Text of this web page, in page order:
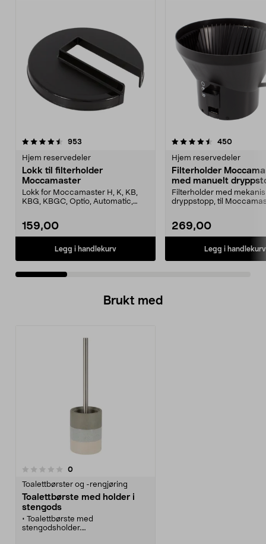
953
Hjem reservedeler
Lokk til filterholder
Moccamaster
Lokk for Moccamaster H, K, KB,
KBG, KBGC, Optio, Automatic,
159,00
Legg i handlekurv
4.5 av 5 stjerner 450
Hjem reservedeler
Filterholder
med manuelt
Filterholder med
dryppstopp, til
269,00
Legg i handlekurv
3.5 av 5 stjerner
Brukt med
0anmeldelser
Toalettbørster og -rengjøring
Toalettbørste med holder i
stengods
• Toalettbørste med
stengodsholder.